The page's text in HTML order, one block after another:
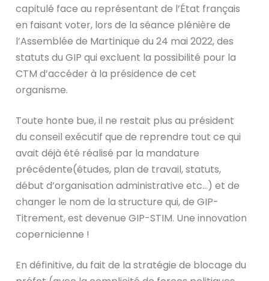
capitulé face au représentant de l’État français
en faisant voter, lors de la séance plénière de
l’Assemblée de Martinique du 24 mai 2022, des
statuts du GIP qui excluent la possibilité pour la
CTM d’accéder à la présidence de cet
organisme.
Toute honte bue, il ne restait plus au président
du conseil exécutif que de reprendre tout ce qui
avait déjà été réalisé par la mandature
précédente(études, plan de travail, statuts,
début d’organisation administrative etc…) et de
changer le nom de la structure qui, de GIP-
Titrement, est devenue GIP-STIM. Une innovation
copernicienne !
En définitive, du fait de la stratégie de blocage du